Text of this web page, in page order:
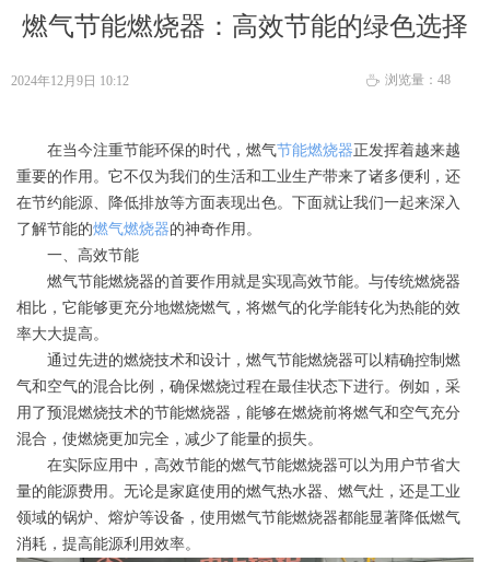
燃气节能燃烧器：高效节能的绿色选择
在当今注重节能环保的时代，燃气节能燃烧器正发挥着越来越
重要的作用。它不仅为我们的生活和工业生产带来了诸多便利，还
在节约能源、降低排放等方面表现出色。下面就让我们一起来深入
了解节能的燃气燃烧器的神奇作用。
一、高效节能
燃气节能燃烧器的首要作用就是实现高效节能。与传统燃烧器
相比，它能够更充分地燃烧燃气，将燃气的化学能转化为热能的效
率大大提高。
通过先进的燃烧技术和设计，燃气节能燃烧器可以精确控制燃
气和空气的混合比例，确保燃烧过程在最佳状态下进行。例如，采
用了预混燃烧技术的节能燃烧器，能够在燃烧前将燃气和空气充分
混合，使燃烧更加完全，减少了能量的损失。
在实际应用中，高效节能的燃气节能燃烧器可以为用户节省大
量的能源费用。无论是家庭使用的燃气热水器、燃气灶，还是工业
领域的锅炉、熔炉等设备，使用燃气节能燃烧器都能显著降低燃气
消耗，提高能源利用效率。
2024年12月9日 10:12 ꄘ 浏览量： 48